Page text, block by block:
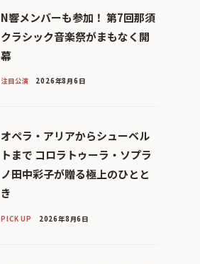
N響メンバーも参加！ 第7回那須
クラシック音楽祭がまもなく開
幕
注目公演 2026年8月6日
オペラ・アリアからシューベル
トまで コロラトゥーラ・ソプラ
ノ田中彩子が贈る極上のひとと
き
PICK UP 2026年8月6日